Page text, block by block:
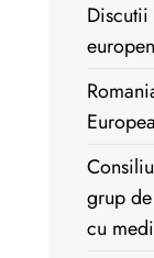
grup
cu